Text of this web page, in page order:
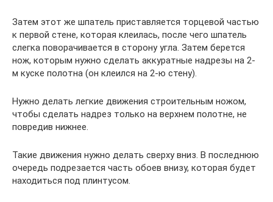
Затем этот же шпатель приставляется торцевой частью
к первой стене, которая клеилась, после чего шпатель
слегка поворачивается в сторону угла. Затем берется
нож, которым нужно сделать аккуратные надрезы на 2-
м куске полотна (он клеился на 2-ю стену).
Нужно делать легкие движения строительным ножом,
чтобы сделать надрез только на верхнем полотне, не
повредив нижнее.
Такие движения нужно делать сверху вниз. В последнюю
очередь подрезается часть обоев внизу, которая будет
находиться под плинтусом.